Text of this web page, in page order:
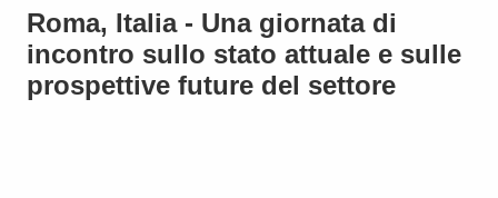
Roma, Italia - Una giornata di
incontro sullo stato attuale e sulle
prospettive future del settore